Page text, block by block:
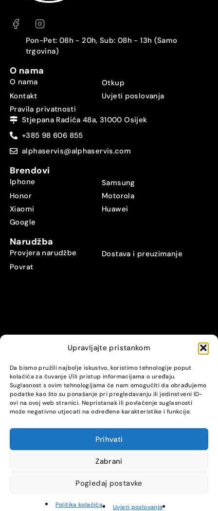
Upravljajte pristankom
Da bismo pružili najbolje iskustvo, koristimo tehnologije poput
kolačića za čuvanje i/ili pristup informacijama o uređaju.
Suglasnost s ovim tehnologijama će nam omogućiti da obrađujemo
podatke kao što su ponašanje pri pregledavanju ili jedinstveni ID-
ovi na ovoj web stranici. Nepristanak ili povlačenje suglasnosti
može negativno utjecati na određene karakteristike i funkcije.
Prihvati
Zabrani
Pogledaj postavke
Politika kolačića Uvjeti poslovanja
Pon-Pet: 08h - 20h, Sub: 08h - 13h (Samo
trgovina)
O nama
O nama
Otkup
Kontakt
Uvjeti poslovanja
Pravila privatnosti
Stjepana Radića 48a, 31000 Osijek
+385 98 606 855
alphaservis@alphaservis.com
Brendovi
Iphone
Samsung
Honor
Motorola
Xiaomi
Huawei
Google
Narudžba
Provjera narudžbe
Dostava i preuzimanje
Povrat
© Alpha servis. All Rights Reserved.
COMPARE (0)
Remove all products